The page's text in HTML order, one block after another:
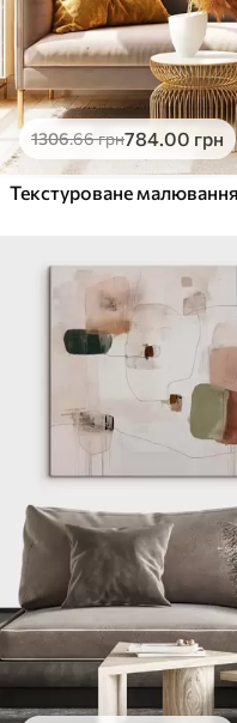
1306.66грн784.00 грн